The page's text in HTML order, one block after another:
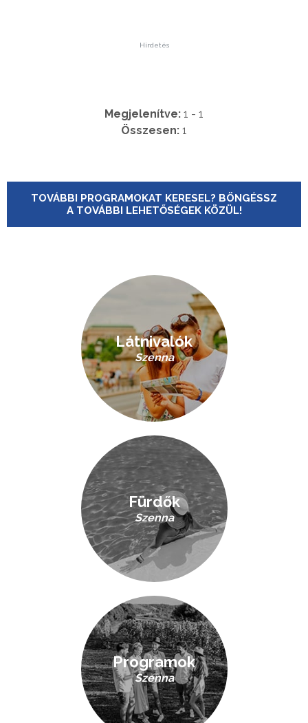
Hirdetés
Megjelenítve: 1 - 1
Összesen: 1
TOVÁBBI PROGRAMOKAT KERESEL? BÖNGÉSSZ
A TOVÁBBI LEHETŐSÉGEK KÖZÜL!
Látnivalók
Szenna
Fürdők
Szenna
Programok
Szenna